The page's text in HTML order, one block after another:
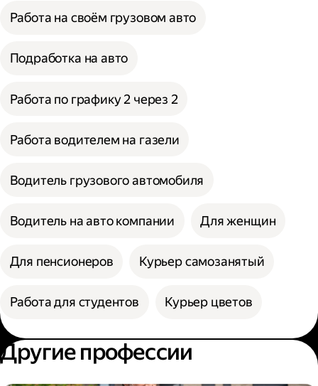
Работа на своём грузовом авто
Подработка на авто
Работа по графику 2 через 2
Работа водителем на газели
Водитель грузового автомобиля
Водитель на авто компании Для женщин
Для пенсионеров Курьер самозанятый
Работа для студентов Курьер цветов
Другие профессии